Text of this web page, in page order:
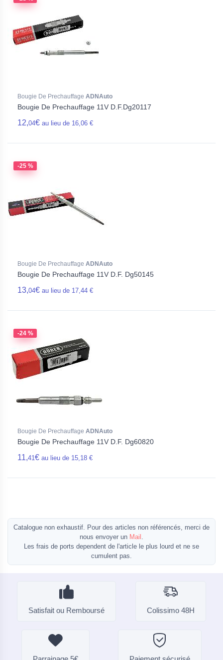
Bougie De Prechauffage ADNAuto
Bougie De Prechauffage 11V D.F.Dg20117
12,04€ au lieu de 16,06 €
-25 %
Bougie De Prechauffage ADNAuto
Bougie De Prechauffage 11V D.F. Dg50145
13,04€ au lieu de 17,44 €
-24 %
Bougie De Prechauffage ADNAuto
Bougie De Prechauffage 11V D.F. Dg60820
11,41€ au lieu de 15,18 €
Catalogue non exhaustif. Pour des articles non référencés, merci de
nous envoyer un Mail .
Les frais de ports dependent de l'article le plus lourd et ne se
cumulent pas.
Satisfait ou Remboursé Colissimo 48H